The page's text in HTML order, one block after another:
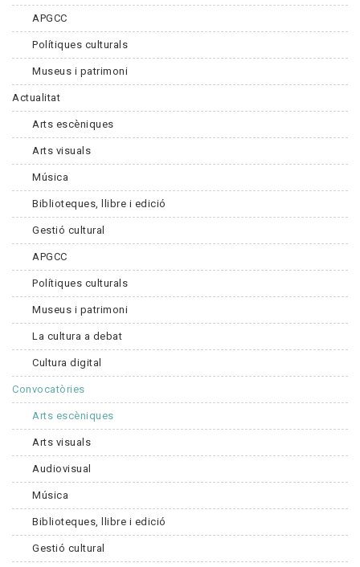
APGCC
Polítiques culturals
Museus i patrimoni
Actualitat
Arts escèniques
Arts visuals
Música
Biblioteques, llibre i edició
Gestió cultural
APGCC
Polítiques culturals
Museus i patrimoni
La cultura a debat
Cultura digital
Convocatòries
Arts escèniques
Arts visuals
Audiovisual
Música
Biblioteques, llibre i edició
Gestió cultural